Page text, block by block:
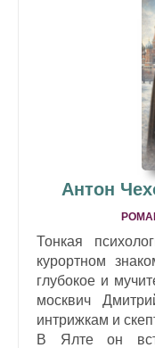
Антон
Тонкая
курортном
глубокое и
москвич
интрижкам и
В Ялте он